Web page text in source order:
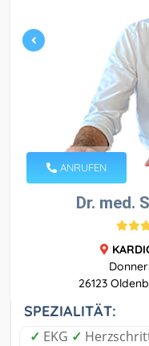
ANRUFEN
Dr. med.
26123
SPEZIALITÄT:
✓ EKG ✓